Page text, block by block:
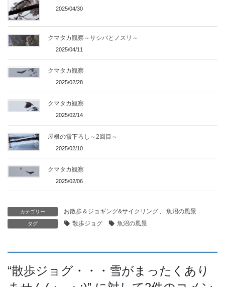
2025/04/30
クマタカ観察～サシバとノスリ～
2025/04/11
クマタカ観察
2025/02/28
クマタカ観察
2025/02/14
屋根の雪下ろし～2回目～
2025/02/10
クマタカ観察
2025/02/06
カテゴリー お散歩＆ジョギング&サイクリング 、 魚沼の風景
タグ 散歩ジョグ 魚沼の風景
“散歩ジョグ・・・雪がまったくあり